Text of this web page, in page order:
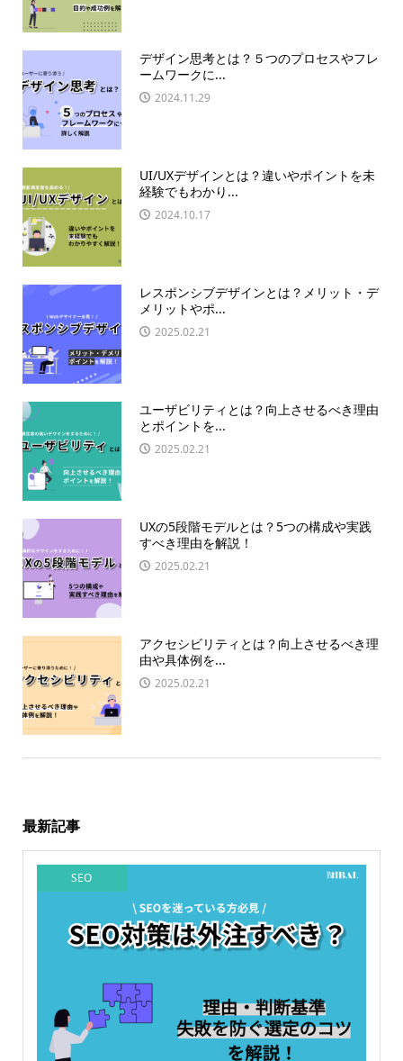
デザイン思考とは？５つのプロセスやフレ
ームワークに...
2024.11.29
UI/UXデザインとは？違いやポイントを未
経験でもわかり...
2024.10.17
レスポンシブデザインとは？メリット・デ
メリットやポ...
2025.02.21
ユーザビリティとは？向上させるべき理由
とポイントを...
2025.02.21
UXの5段階モデルとは？5つの構成や実践
すべき理由を解説！
2025.02.21
アクセシビリティとは？向上させるべき理
由や具体例を...
2025.02.21
最新記事
SEO